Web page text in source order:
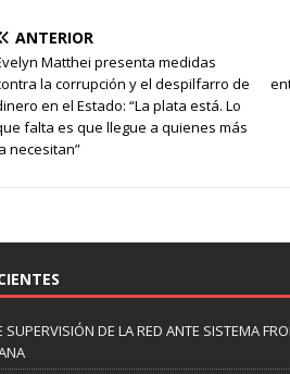
ANTERIOR
Matthei presenta medidas
la corrupción y el despilfarro de
en el Estado: “La plata está. Lo
falta es que llegue a quienes más
necesitan”
SUPERVISIÓN DE LA RED ANTE SISTEMA